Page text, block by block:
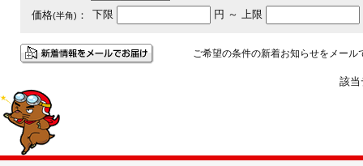
価格(半角) ： 下限 円 ～ 上限
ご希望の条件の新着お知らせをメー
該当